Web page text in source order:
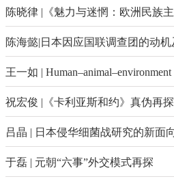
祝宏俊 |《卡利亚斯和约》真伪再探
​于磊 | 元朝“六事”外交模式再探